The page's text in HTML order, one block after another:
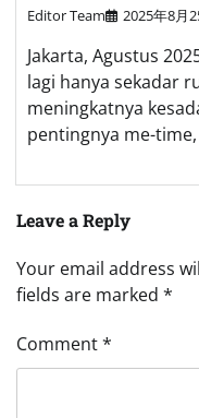
Editor Team 2025年8月
Jakarta, Agustus
lagi hanya sekadar
meningkatnya
pentingnya me-
Leave a Reply
Your email address
fields are marked *
Comment*